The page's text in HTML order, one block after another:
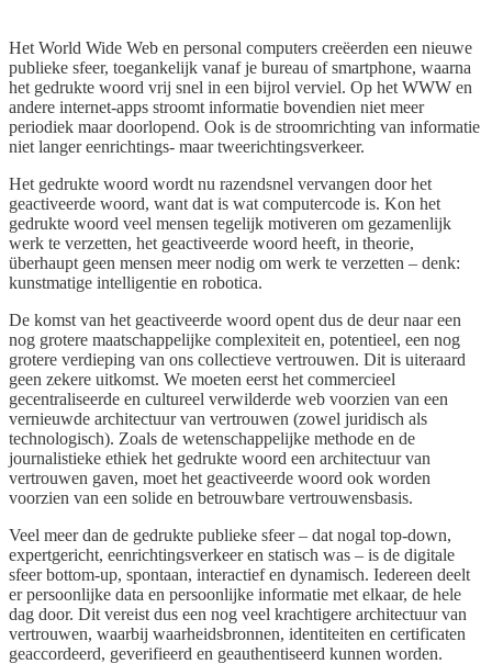
Het World Wide Web en personal computers creëerden een nieuwe
publieke sfeer, toegankelijk vanaf je bureau of smartphone, waarna
het gedrukte woord vrij snel in een bijrol verviel. Op het WWW en
andere internet-apps stroomt informatie bovendien niet meer
periodiek maar doorlopend. Ook is de stroomrichting van informatie
niet langer eenrichtings- maar tweerichtingsverkeer.
Het gedrukte woord wordt nu razendsnel vervangen door het
geactiveerde woord, want dat is wat computercode is. Kon het
gedrukte woord veel mensen tegelijk motiveren om gezamenlijk
werk te verzetten, het geactiveerde woord heeft, in theorie,
überhaupt geen mensen meer nodig om werk te verzetten – denk:
kunstmatige intelligentie en robotica.
De komst van het geactiveerde woord opent dus de deur naar een
nog grotere maatschappelijke complexiteit en, potentieel, een nog
grotere verdieping van ons collectieve vertrouwen. Dit is uiteraard
geen zekere uitkomst. We moeten eerst het commercieel
gecentraliseerde en cultureel verwilderde web voorzien van een
vernieuwde architectuur van vertrouwen (zowel juridisch als
technologisch). Zoals de wetenschappelijke methode en de
journalistieke ethiek het gedrukte woord een architectuur van
vertrouwen gaven, moet het geactiveerde woord ook worden
voorzien van een solide en betrouwbare vertrouwensbasis.
Veel meer dan de gedrukte publieke sfeer – dat nogal top-down,
expertgericht, eenrichtingsverkeer en statisch was – is de digitale
sfeer bottom-up, spontaan, interactief en dynamisch. Iedereen deelt
er persoonlijke data en persoonlijke informatie met elkaar, de hele
dag door. Dit vereist dus een nog veel krachtigere architectuur van
vertrouwen, waarbij waarheidsbronnen, identiteiten en certificaten
geaccordeerd, geverifieerd en geauthentiseerd kunnen worden.